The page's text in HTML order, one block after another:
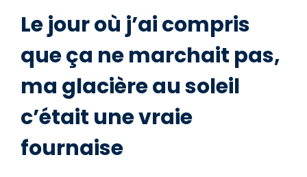
Le jour où j’ai compris
que ça ne marchait pas,
ma glacière au soleil
c’était une vraie
fournaise